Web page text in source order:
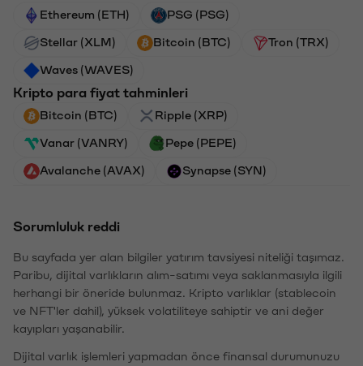
Ethereum (ETH) PSG (PSG)
Stellar (XLM) Bitcoin (BTC) Tron (TRX)
Waves (WAVES)
Kripto para fiyat tahminleri
Bitcoin (BTC) Ripple (XRP)
Vanar (VANRY) Pepe (PEPE)
Avalanche (AVAX) Synapse (SYN)
Sorumluluk reddi
Bu sayfada yer alan bilgiler yatırım tavsiyesi niteliği taşımaz.
Paribu, dijital varlıkların alım-satımı veya saklanmasıyla ilgili
herhangi bir öneride bulunmaz. Kripto varlıklar (stablecoin
ve NFT'ler dahil), yüksek volatiliteye sahiptir ve ani değer
kayıpları yaşanabilir.
Dijital varlık işlemleri yapmadan önce finansal durumunuzu